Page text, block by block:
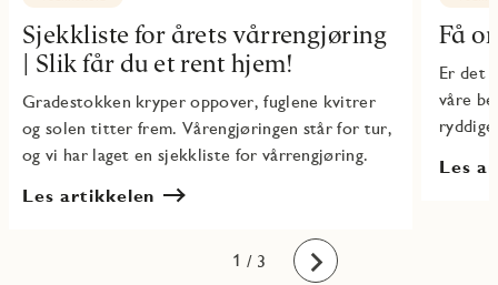
Sjekkliste for årets vårrengjøring
| Slik får du et rent hjem!
Gradestokken kryper oppover, fuglene kvitrer
og solen titter frem. Vårengjøringen står for tur,
og vi har laget en sjekkliste for vårrengjøring.
Les artikkelen
Få
Er det
våre
Les
1
2
3 / 3 Fremover